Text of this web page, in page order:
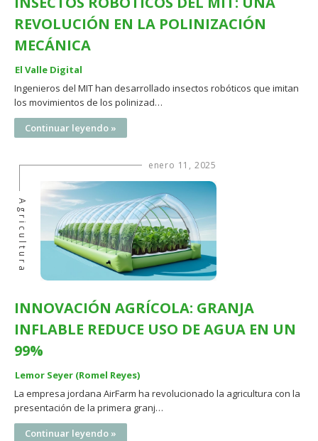
REVOLUCIÓN EN LA POLINIZACIÓN
MECÁNICA
El Valle Digital
Ingenieros del MIT han desarrollado insectos robóticos que imitan
los movimientos de los polinizad…
Continuar leyendo »
enero 11, 2025
Agricultura
INNOVACIÓN AGRÍCOLA: GRANJA
INFLABLE REDUCE USO DE AGUA EN UN
99%
Lemor Seyer (Romel Reyes)
La empresa jordana AirFarm ha revolucionado la agricultura con la
presentación de la primera granj…
Continuar leyendo »